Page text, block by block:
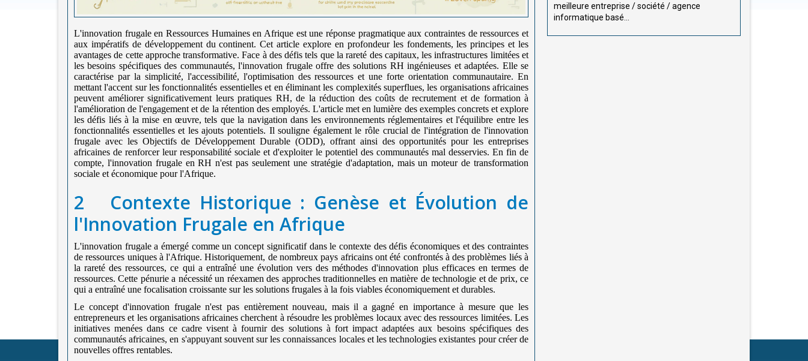
L'innovation frugale en Ressources Humaines en Afrique est une réponse pragmatique aux contraintes de ressources et
aux impératifs de développement du continent. Cet article explore en profondeur les fondements, les principes et les
avantages de cette approche transformative. Face à des défis tels que la rareté des capitaux, les infrastructures limitées et
les besoins spécifiques des communautés, l'innovation frugale offre des solutions RH ingénieuses et adaptées. Elle se
caractérise par la simplicité, l'accessibilité, l'optimisation des ressources et une forte orientation communautaire. En
mettant l'accent sur les fonctionnalités essentielles et en éliminant les complexités superflues, les organisations africaines
peuvent améliorer significativement leurs pratiques RH, de la réduction des coûts de recrutement et de formation à
l'amélioration de l'engagement et de la rétention des employés. L'article met en lumière des exemples concrets et explore
les défis liés à la mise en œuvre, tels que la navigation dans les environnements réglementaires et l'équilibre entre les
fonctionnalités essentielles et les ajouts potentiels. Il souligne également le rôle crucial de l'intégration de l'innovation
frugale avec les Objectifs de Développement Durable (ODD), offrant ainsi des opportunités pour les entreprises
africaines de renforcer leur responsabilité sociale et d'exploiter le potentiel des communautés mal desservies. En fin de
compte, l'innovation frugale en RH n'est pas seulement une stratégie d'adaptation, mais un moteur de transformation
sociale et économique pour l'Afrique.
2
Contexte Historique : Genèse et Évolution de
l'Innovation Frugale en Afrique
L'innovation frugale a émergé comme un concept significatif dans le contexte des défis économiques et des contraintes
de ressources uniques à l'Afrique. Historiquement, de nombreux pays africains ont été confrontés à des problèmes liés à
la rareté des ressources, ce qui a entraîné une évolution vers des méthodes d'innovation plus efficaces en termes de
ressources. Cette pénurie a nécessité un réexamen des approches traditionnelles en matière de technologie et de prix, ce
qui a entraîné une focalisation croissante sur les solutions frugales à la fois viables économiquement et durables.
Le concept d'innovation frugale n'est pas entièrement nouveau, mais il a gagné en importance à mesure que les
entrepreneurs et les organisations africaines cherchent à résoudre les problèmes locaux avec des ressources limitées. Les
initiatives menées dans ce cadre visent à fournir des solutions à fort impact adaptées aux besoins spécifiques des
communautés africaines, en s'appuyant souvent sur les connaissances locales et les technologies existantes pour créer de
nouvelles offres rentables.
meilleure entreprise / société / agence
informatique basé...